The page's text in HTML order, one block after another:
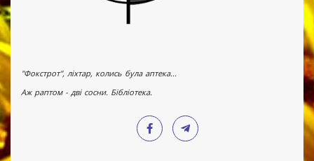
"Фокстрот", ліхтар, колись була аптека...
Аж раптом - дві сосни. Бібліотека.